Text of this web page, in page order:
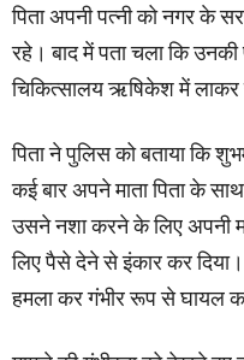
पिता अपनी पत्नी को नगर के
रहे। बाद में पता चला कि
चिकित्सालय ऋषिकेश में लाकर
पिता ने पुलिस को बताया कि
कई बार अपने माता पिता के
उसने नशा करने के लिए अपनी
लिए पैसे देने से इंकार कर
हमला कर गंभीर रूप से घायल